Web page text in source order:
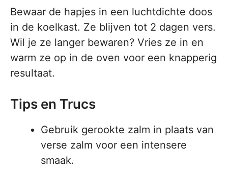
Bewaar de hapjes in een luchtdichte doos
in de koelkast. Ze blijven tot 2 dagen vers.
Wil je ze langer bewaren? Vries ze in en
warm ze op in de oven voor een knapperig
resultaat.
Tips en Trucs
Gebruik gerookte zalm in plaats van
verse zalm voor een intensere
smaak.